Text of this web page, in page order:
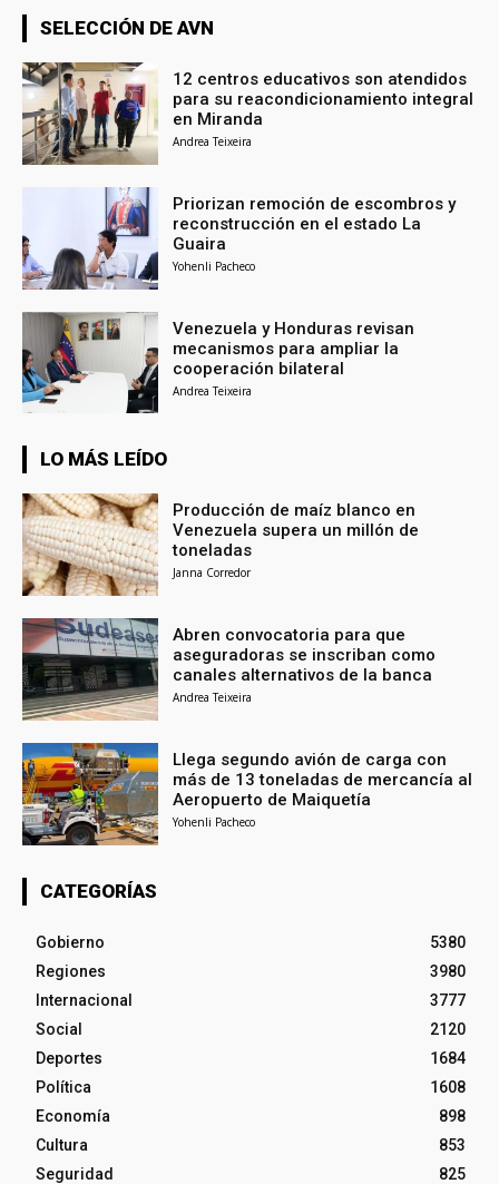
SELECCIÓN DE AVN
12 centros educativos son atendidos
para su reacondicionamiento integral
en Miranda
Andrea Teixeira
Priorizan remoción de escombros y
reconstrucción en el estado La
Guaira
Yohenli Pacheco
Venezuela y Honduras revisan
mecanismos para ampliar la
cooperación bilateral
Andrea Teixeira
LO MÁS LEÍDO
Producción de maíz blanco en
Venezuela supera un millón de
toneladas
Janna Corredor
Abren convocatoria para que
aseguradoras se inscriban como
canales alternativos de la banca
Andrea Teixeira
Llega segundo avión de carga con
más de 13 toneladas de mercancía al
Aeropuerto de Maiquetía
Yohenli Pacheco
CATEGORÍAS
Gobierno
5380
Regiones
3980
Internacional
3777
Social
2120
Deportes
1684
Política
1608
Economía
898
Cultura
853
Seguridad
825